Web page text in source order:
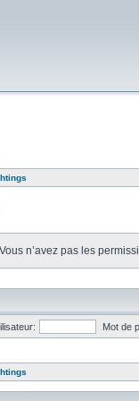
Vous n’avez pas les
Mot de